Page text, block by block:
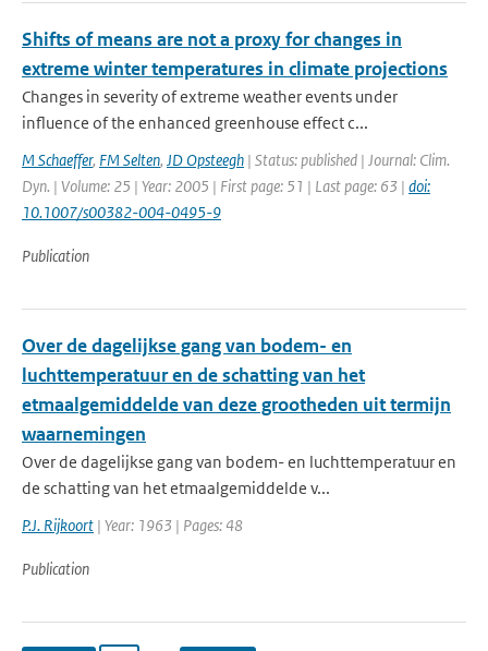
Shifts of means are not a proxy for changes in
extreme winter temperatures in climate projections
Changes in severity of extreme weather events under
influence of the enhanced greenhouse effect c...
M Schaeffer, FM Selten, JD Opsteegh | Status: published | Journal: Clim.
Dyn. | Volume: 25 | Year: 2005 | First page: 51 | Last page: 63 | doi:
10.1007/s00382-004-0495-9
Publication
Over de dagelijkse gang van bodem- en
luchttemperatuur en de schatting van het
etmaalgemiddelde van deze grootheden uit termijn
waarnemingen
Over de dagelijkse gang van bodem- en luchttemperatuur en
de schatting van het etmaalgemiddelde v...
P.J. Rijkoort | Year: 1963 | Pages: 48
Publication